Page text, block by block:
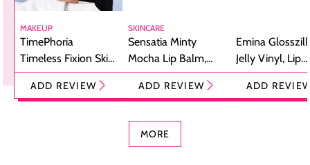
MAKEUP
TimePhoria
Timeless Fixion Skin
Tint Stick,
Foundation dan
ADD REVIEW
SKINCARE
Sensatia Minty
Mocha Lip Balm,
Pelembap Bibir
dengan Aroma
ADD REVIEW
Emina
Jelly Vinyl, Lip
Cream Glossy
Ringan
ADD
MORE